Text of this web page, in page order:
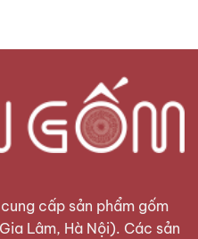
cấp sản phẩm gốm
Lâm, Hà Nội). Các sản